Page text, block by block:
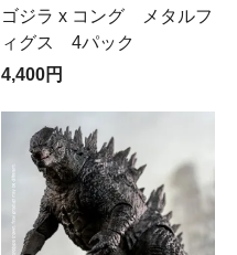
ゴジラ x コング メタルフ
ィグス 4パック
4,400円